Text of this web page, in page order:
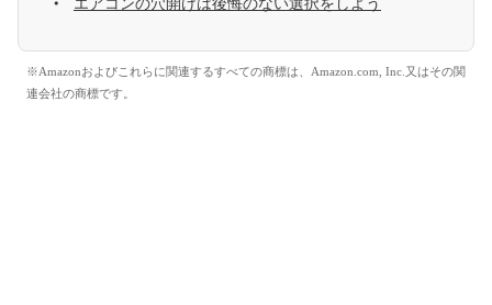
エアコンの穴開けは後悔のない選択をしよう
※Amazonおよびこれらに関連するすべての商標は、Amazon.com, Inc.又はその関
連会社の商標です。